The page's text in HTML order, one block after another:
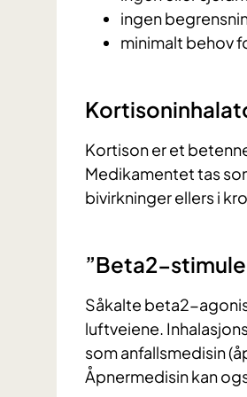
ingen
minimalt behov
Kortison er et
Medikamentet tas
bivirkninger ellers i
”Beta2-
Såkalte beta2-
luftveiene.
som anfallsmedisin
Åpnermedisin kan